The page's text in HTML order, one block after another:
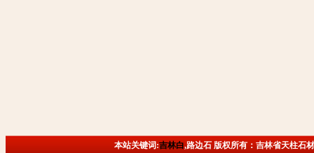
本站关键词:吉林白,路边石 版权所有：吉林省天柱石